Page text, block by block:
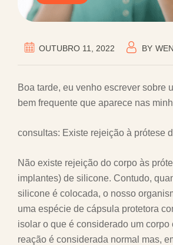
OUTUBRO 11, 2022 BY
Boa tarde, eu venho escrever sobre
bem frequente que aparece nas
consultas: Existe rejeição à prótese
Não existe rejeição do corpo às
implantes) de silicone. Contudo,
silicone é colocada, o nosso
uma espécie de cápsula protetora
isolar o que é considerado um corpo
reação é considerada normal mas,